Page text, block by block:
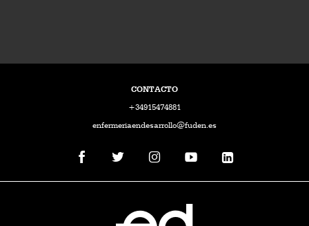
CONTACTO
+34915474881
enfermeriaendesarrollo@fuden.es